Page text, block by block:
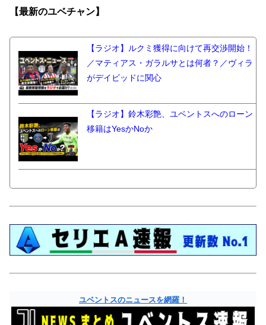
【最新のユベチャン】
【ラジオ】ルクミ獲得に向けて再交渉開始！
／マティアス・ガラルサとは何者？／ヴィラ
がデイビッドに関心
【ラジオ】鈴木彩艶、ユベントスへのローン
移籍はYesかNoか
ユベントスのニュースを網羅！